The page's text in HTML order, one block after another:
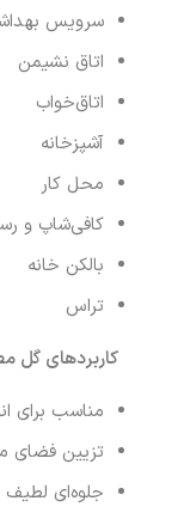
سرویس
اتاق نشیمن
اتاق‌خواب
آشپزخانه
محل کار
کافی‌شاپ و
بالکن خانه
تراس
کاربردهای گل
مناسب برای
تزیین فضای
جلوه‌ای لطیف